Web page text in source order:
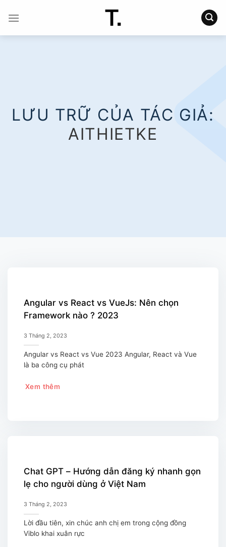
đến
LƯU TRỮ CỦA TÁC GIẢ:
AITHIETKE
Angular vs React vs VueJs: Nên chọn
Framework nào ? 2023
3 Tháng 2, 2023
Angular vs React vs Vue 2023 Angular, React và Vue
là ba công cụ phát
Xem thêm
Chat GPT – Hướng dẫn đăng ký nhanh gọn
lẹ cho người dùng ở Việt Nam
3 Tháng 2, 2023
Lời đầu tiên, xin chúc anh chị em trong cộng đồng
Viblo khai xuân rực